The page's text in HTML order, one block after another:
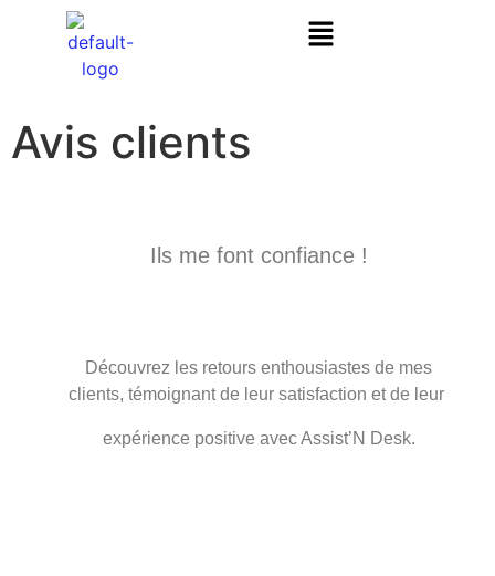
Avis clients
Ils me font confiance !
Découvrez les retours enthousiastes de mes
clients, témoignant de leur satisfaction et de leur
expérience positive avec Assist’N Desk.